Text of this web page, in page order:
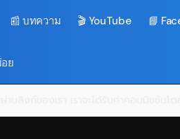
📰 บทความ 🎬 YouTube 📘
อย